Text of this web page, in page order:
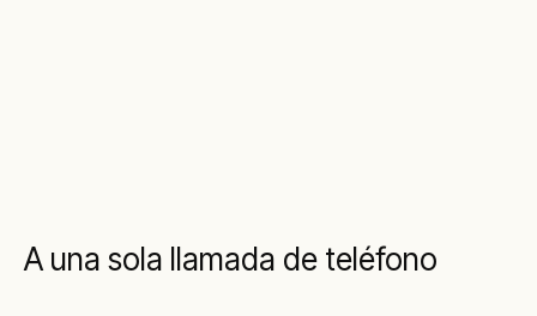
A una sola llamada de teléfono